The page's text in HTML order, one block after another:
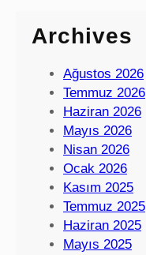
Archives
Ağustos 2026
Temmuz 2026
Haziran 2026
Mayıs 2026
Nisan 2026
Ocak 2026
Kasım 2025
Temmuz 2025
Haziran 2025
Mayıs 2025